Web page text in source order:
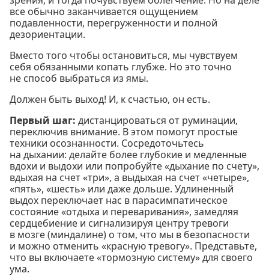
все обычно заканчивается ощущением
подавленности, перегруженности и полной
дезориентации.
Вместо того чтобы остановиться, мы чувствуем
себя обязанными копать глубже. Но это точно
не способ выбраться из ямы.
Должен быть выход! И, к счастью, он есть.
Первый шаг: дистанцироваться от руминации,
переключив внимание. В этом помогут простые
техники осознанности. Сосредоточьтесь
на дыхании: делайте более глубокие и медленные
вдохи и выдохи или попробуйте «дыхание по счету»,
вдыхая на счет «три», а выдыхая на счет «четыре»,
«пять», «шесть» или даже дольше. Удлиненный
выдох переключает нас в парасимпатическое
состояние «отдыха и переваривания», замедляя
сердцебиение и сигнализируя центру тревоги
в мозге (миндалине) о том, что мы в безопасности
и можно отменить «красную тревогу». Представьте,
что вы включаете «тормозную систему» для своего
ума.